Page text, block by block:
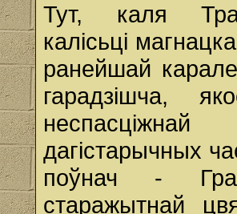
Тут, каля
калісьці
ранейшай
гарадзішча,
дагістарычных
поўнач -
старажытнай